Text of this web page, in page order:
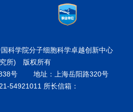
科学院分子细胞科学卓越创新中心
究所) 版权所有
号
地址：上海岳阳路320号
54921011 所长信箱：